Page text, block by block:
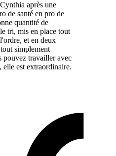
après une
de santé en pro de
quantité de
tri, mis en place tout
et en deux
simplement
pouvez travailler avec
elle est extraordinaire.